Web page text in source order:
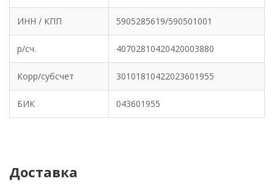
ИНН / КПП 5905285619/590501001
р/сч. 40702810420420003880
Корр/субсчет 30101810422023601955
БИК ‎043601955
Доставка